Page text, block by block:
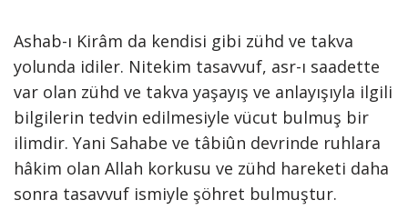
Ashab-ı Kirâm da kendisi gibi zühd ve takva
yolunda idiler. Nitekim tasavvuf, asr-ı saadette
var olan zühd ve takva yaşayış ve anlayışıyla ilgili
bilgilerin tedvin edilmesiyle vücut bulmuş bir
ilimdir. Yani Sahabe ve tâbiûn devrinde ruhlara
hâkim olan Allah korkusu ve zühd hareketi daha
sonra tasavvuf ismiyle şöhret bulmuştur.